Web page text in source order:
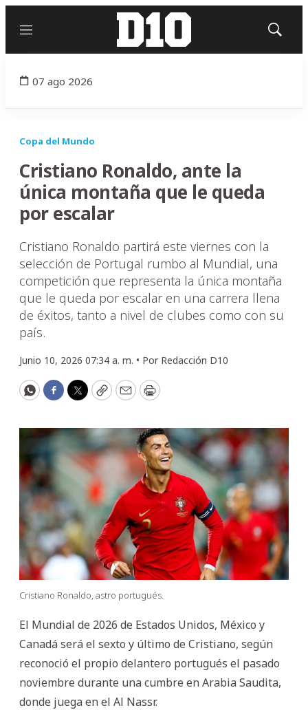
Menú
Mostrar
07 ago 2026
Copa del Mundo
Cristiano Ronaldo, ante la
única montaña que le queda
por escalar
Cristiano Ronaldo partirá este viernes con la
selección de Portugal rumbo al Mundial, una
competición que representa la única montaña
que le queda por escalar en una carrera llena
de éxitos, tanto a nivel de clubes como con su
país.
Junio 10, 2026 07:34 a. m. • Por Redacción D10
WhatsApp
Facebook
Twitter
CopyEmailPrint
Cristiano Ronaldo, astro portugués.
El Mundial de 2026 de Estados Unidos, México y
Canadá será el sexto y último de Cristiano, según
reconoció el propio delantero portugués el pasado
noviembre durante una cumbre en Arabia Saudita,
donde juega en el Al Nassr.